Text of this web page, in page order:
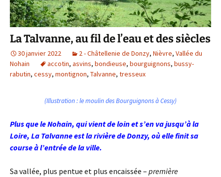
La Talvanne, au fil de l’eau et des siècles
30 janvier 2022 2 - Châtellenie de Donzy, Nièvre, Vallée du
Nohain
accotin, asvins, bondieuse, bourguignons, bussy-
rabutin, cessy, montignon, Talvanne, tresseux
(Illustration : le moulin des Bourguignons à Cessy)
Plus que le Nohain, qui vient de loin et s’en va jusqu’à la
Loire, La Talvanne est la rivière de Donzy, où elle finit sa
course à l’entrée de la ville.
Sa vallée, plus pentue et plus encaissée – première